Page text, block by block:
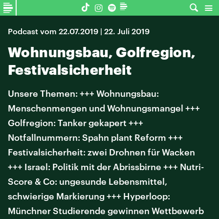
Podcast vom 22.07.2019 | 22. Juli 2019
Wohnungsbau, Golfregion,
Festivalsicherheit
Unsere Themen: +++ Wohnungsbau:
Menschenmengen und Wohnungsmangel +++
Golfregion: Tanker gekapert +++
Notfallnummern: Spahn plant Reform +++
Festivalsicherheit: zwei Drohnen für Wacken
+++ Israel: Politik mit der Abrissbirne +++ Nutri-
Score & Co: ungesunde Lebensmittel,
schwierige Markierung +++ Hyperloop:
Münchner Studierende gewinnen Wettbewerb